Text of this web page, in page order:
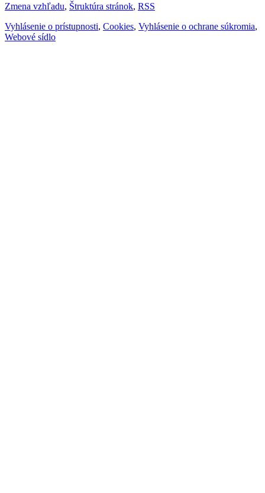
Zmena vzhľadu, Štruktúra stránok, RSS
Vyhlásenie o prístupnosti, Cookies, Vyhlásenie o ochrane súkromia,
Webové sídlo